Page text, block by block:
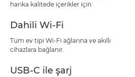
harika kalitede içerikler için
Dahili Wi-Fi
Tüm ev tipi Wi-Fi ağlarına ve akıllı
cihazlara bağlanır.
USB-C ile şarj